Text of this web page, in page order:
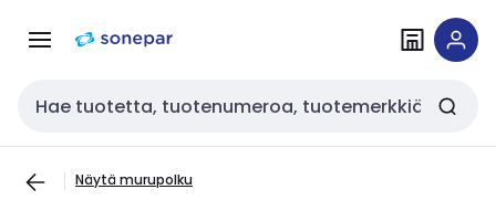
navigointiinsisältöön
Haku
Näytä murupolku